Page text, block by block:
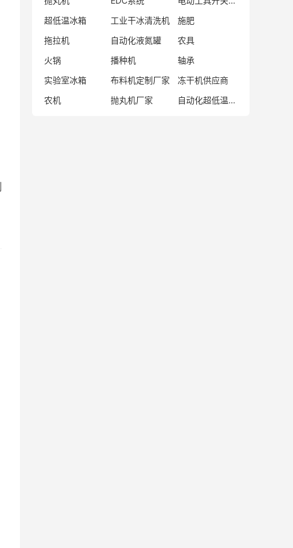
超低温冰箱
工业干冰清洗机
施肥
拖拉机
自动化液氮罐
农具
火锅
播种机
轴承
实验室冰箱
布料机定制厂家
冻干机供应商
农机
抛丸机厂家 自动化超低温存储系统厂家